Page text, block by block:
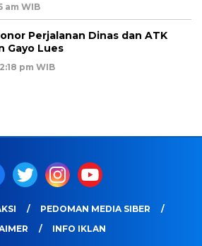
am WIB
Perjalanan Dinas dan ATK
Gayo Lues
pm WIB
PEDOMAN MEDIA SIBER
INFO IKLAN